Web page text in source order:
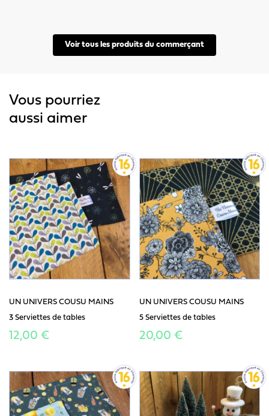
Voir tous les produits du commerçant
Vous pourriez
aussi aimer
UN UNIVERS COUSU MAINS
3 Serviettes de tables
12,00 €
UN UNIVERS COUSU MAINS
5 Serviettes de tables
20,00 €